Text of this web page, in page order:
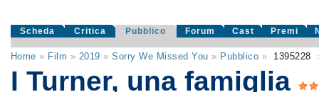
Scheda Critica Pubblico Forum Cast Premi
Home » Film » 2019 »Sorry We Missed You » Pubblico » 1395228
I Turner, una famiglia